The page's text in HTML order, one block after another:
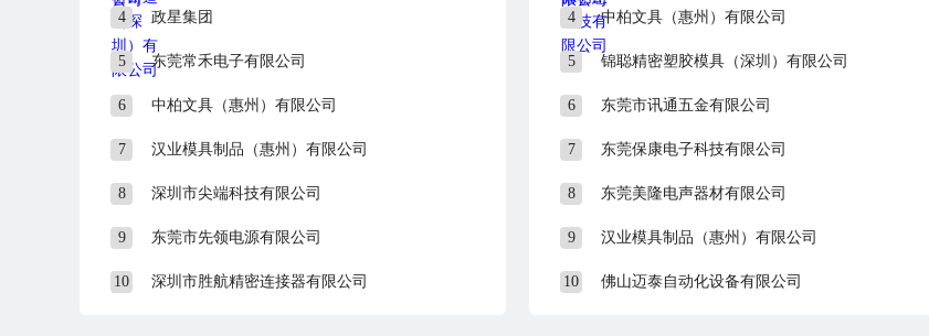
4 政星集团
5 东莞常禾电子有限公司
6 中柏文具（惠州）有限公司
7 汉业模具制品（惠州）有限公司
8 深圳市尖端科技有限公司
9 东莞市先领电源有限公司
10 深圳市胜航精密连接器有限公司
4 中柏文具（惠州）有限公司
5 锦聪精密塑胶模具（深圳）有限公司
6 东莞市讯通五金有限公司
7 东莞保康电子科技有限公司
8 东莞美隆电声器材有限公司
9 汉业模具制品（惠州）有限公司
10 佛山迈泰自动化设备有限公司